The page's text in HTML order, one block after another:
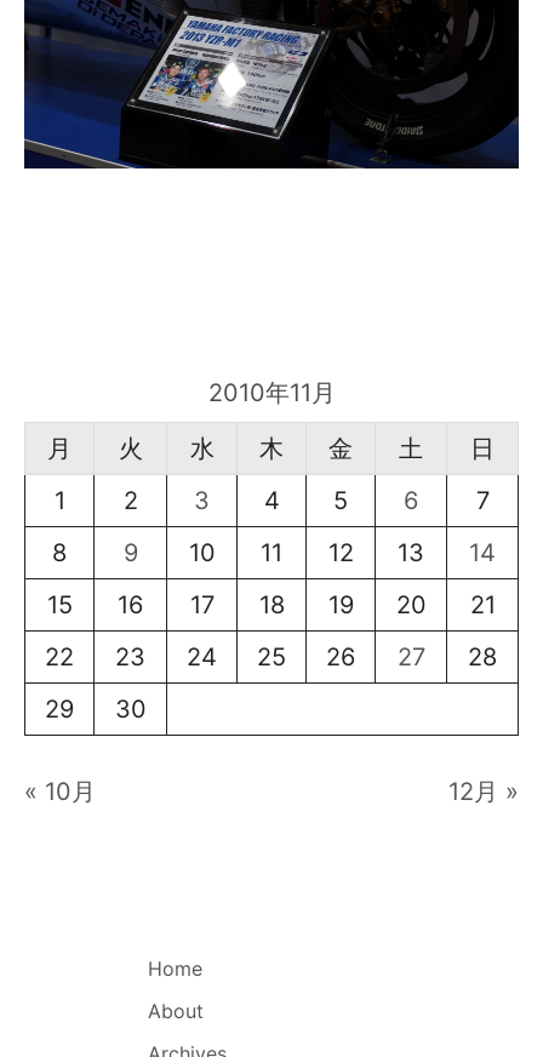
2010年11月
月
火 水 木 金 土
日
1
2 3 4 5 6
7
8
9 10 11 12 13
14
15
16 17 18 19 20
21
22
23 24 25 26 27
28
29
30
« 10月 12月 »
Home
About